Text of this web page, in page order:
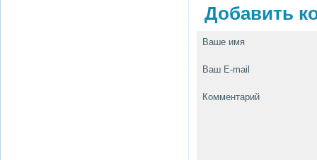
Добавить
Ваше имя
Ваш E-mail
Комментарий